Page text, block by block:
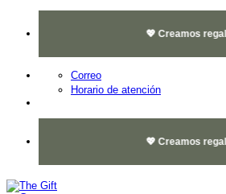
💖 Creamos
Correo
Horario de atención
💖 Creamos